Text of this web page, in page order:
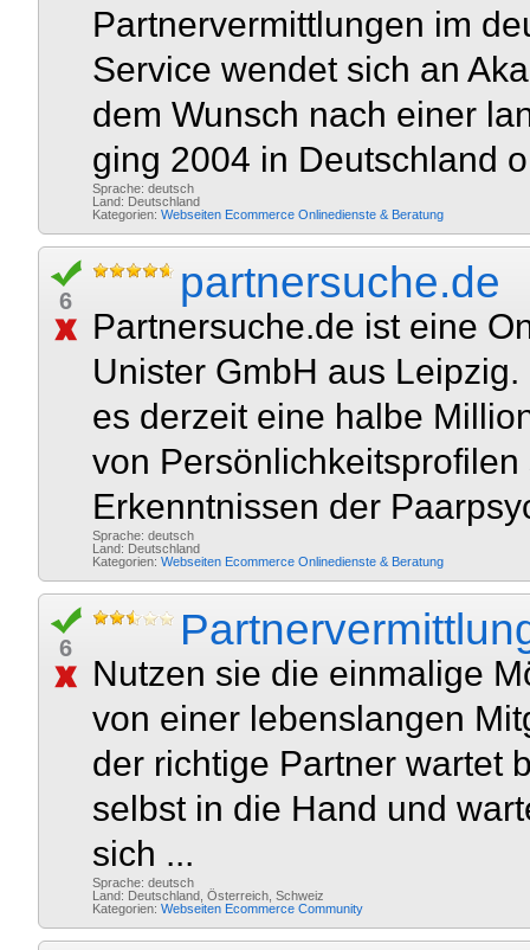
Partnervermittlungen im
Service wendet sich an
dem Wunsch nach einer
ging 2004 in Deutschland
Sprache: deutsch
Land: Deutschland
Kategorien: Webseiten Ecommerce Onlinedienste & Beratung
6 partnersuche.de
Partnersuche.de ist eine
Unister GmbH aus
es derzeit eine halbe
von
Erkenntnissen der
Sprache: deutsch
Land: Deutschland
Kategorien: Webseiten Ecommerce Onlinedienste & Beratung
6
Nutzen sie die einmalige
von einer lebenslangen
der richtige Partner wartet
selbst in die Hand und
sich ...
Sprache: deutsch
Land: Deutschland, Österreich, Schweiz
Kategorien: Webseiten Ecommerce Community